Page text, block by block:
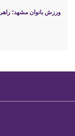
ورزش بانوان مشهد؛